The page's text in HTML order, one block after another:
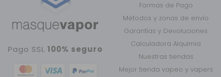
Pago SSL100% seguro
Formas de Pago
Métodos y zonas de envío
Garantías y Devoluciones
Calculadora Alquimia
Nuestras tiendas
Mejor tienda vapeo y vapers